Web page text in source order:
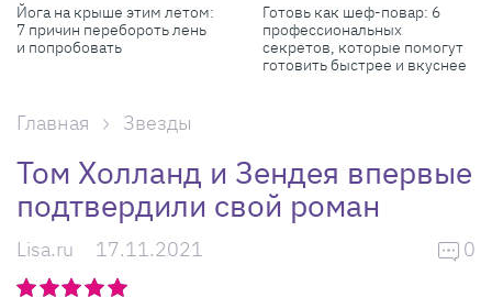
Йога на крыше этим летом:
7 причин перебороть лень
и попробовать
Готовь как шеф-повар: 6
профессиональных
секретов, которые помогут
готовить быстрее и вкуснее
Главная Звезды
Том Холланд и Зендея впервые
подтвердили свой роман
Lisa.ru 17.11.2021 0